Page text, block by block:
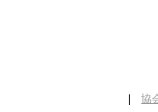
協